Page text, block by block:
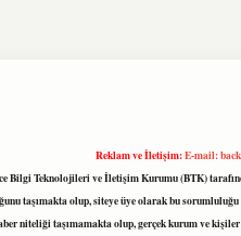
Reklam ve İletişim:E-mail:
Bilgi Teknolojileri ve İletişim Kurumu (BTK)
taşımakta olup, siteye üye olarak bu
niteliği taşımamakta olup, gerçek kurum ve